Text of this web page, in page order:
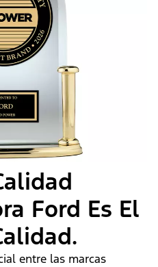
Ford Es El
entre las marcas